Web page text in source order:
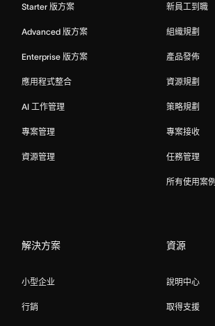
Starter 版方案
Advanced 版方案
Enterprise 版方案
應用程式整合
AI 工作管理
專案管理
資源管理
新員工到職
組織規劃
產品發佈
資源規劃
策略規劃
專案接收
任務管理
所有使用案例
解決方案
小型企业
行銷
資源
說明中心
取得支援